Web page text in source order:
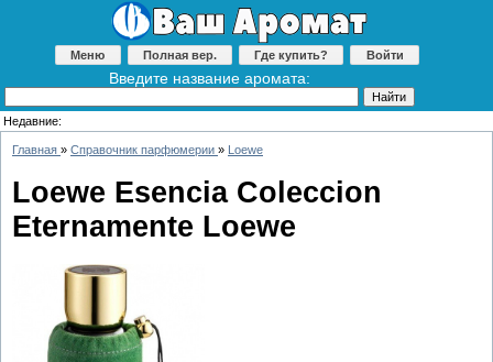
Меню Полная вер. Где купить? Войти
Введите название аромата:
Недавние:
Главная » Справочник парфюмерии » Loewe
Loewe Esencia Coleccion
Eternamente Loewe